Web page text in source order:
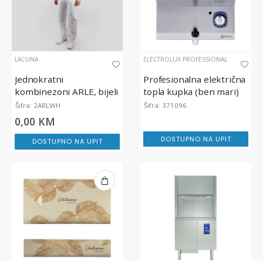
LACUNA
Jednokratni
kombinezoni ARLE, bijeli
Šifra: 2ARLWH
0,00 KM
DOSTUPNO NA UPIT
ELECTROLUX PROFESSIONAL
Profesionalna električna
topla kupka (ben mari)
za održavanje topline
Šifra: 371096
DOSTUPNO NA UPIT